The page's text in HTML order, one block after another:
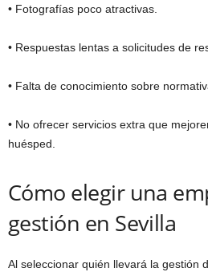
• Fotografías poco atractivas.
• Respuestas lentas a solicitudes de
• Falta de conocimiento sobre
• No ofrecer servicios extra que
huésped.
Cómo elegir una
gestión en Sevilla
Al seleccionar quién llevará la gestión